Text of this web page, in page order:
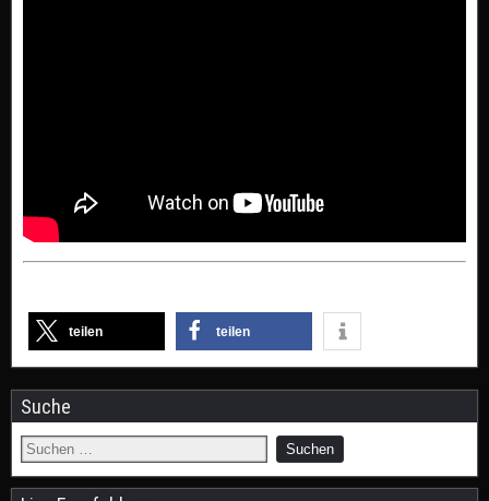
teilen teilen
Suche